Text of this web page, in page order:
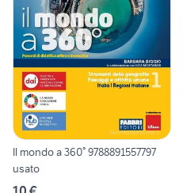
Il mondo a 360° 9788891557797
usato